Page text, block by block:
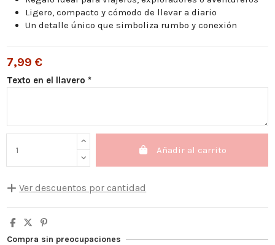
Ligero, compacto y cómodo de llevar a diario
Un detalle único que simboliza rumbo y conexión
7,99 €
Texto en el llavero *
Añadir al carrito
Ver descuentos por cantidad
Cantidad Descuento unitario
Usted ahorra
Compra sin preocupaciones